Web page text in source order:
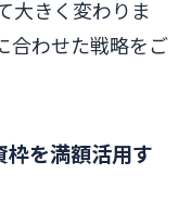
大きく変わりま
合わせた戦略をご
を満額活用す